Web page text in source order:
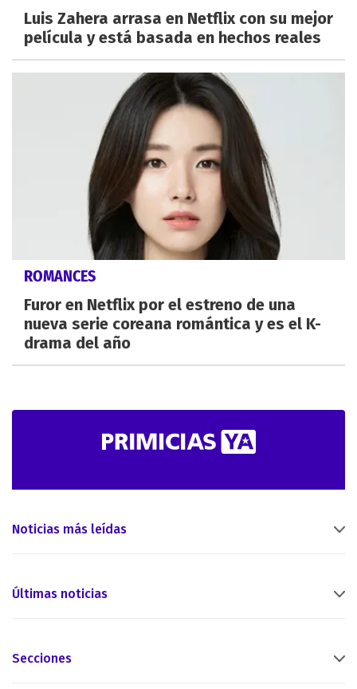
Luis Zahera arrasa en Netflix con su mejor
película y está basada en hechos reales
ROMANCES
Furor en Netflix por el estreno de una
nueva serie coreana romántica y es el K-
drama del año
Noticias más leídas
Últimas noticias
Secciones